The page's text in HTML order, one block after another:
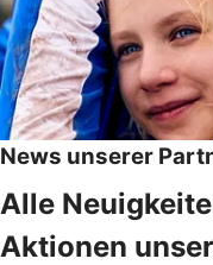
News unserer
Alle
Aktionen